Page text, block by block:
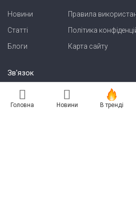
Новини
Статті
Блоги
Правила
Політика
Карта сайту
Зв'язок
Реклама на сайті
Есть новость? Присылайте —
Головна Новини В тренді